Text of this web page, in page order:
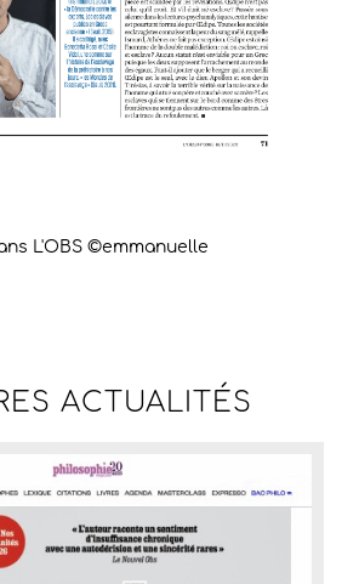
L'OBS ©emmanuelle
ACTUALITÉS